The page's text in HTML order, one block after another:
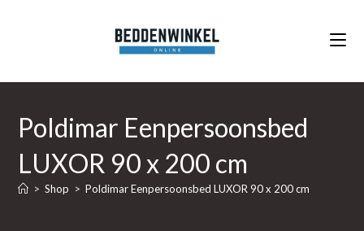
Poldimar Eenpersoonsbed
LUXOR 90 x 200 cm
> Shop > Poldimar Eenpersoonsbed LUXOR 90 x 200 cm